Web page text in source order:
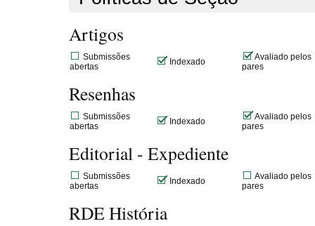
Artigos
Submissões
abertas
Indexado
Avaliado pelos
pares
Resenhas
Submissões
abertas
Indexado
Avaliado pelos
pares
Editorial - Expediente
Submissões
abertas
Indexado
Avaliado pelos
pares
RDE História